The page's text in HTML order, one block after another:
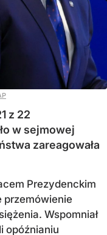
z 22
w sejmowej
zareagowała
Prezydenckim
przemówienie
Wspomniał
opóźnianiu